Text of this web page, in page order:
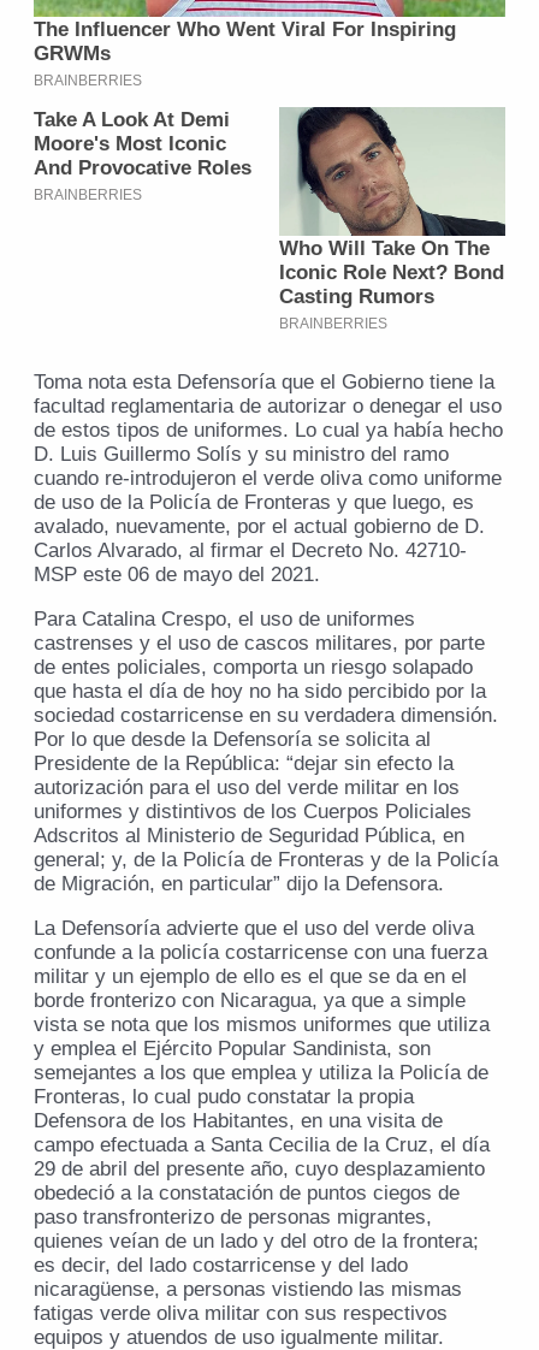
Toma nota esta Defensoría que el Gobierno tiene la
facultad reglamentaria de autorizar o denegar el uso
de estos tipos de uniformes. Lo cual ya había hecho
D. Luis Guillermo Solís y su ministro del ramo
cuando re-introdujeron el verde oliva como uniforme
de uso de la Policía de Fronteras y que luego, es
avalado, nuevamente, por el actual gobierno de D.
Carlos Alvarado, al firmar el Decreto No. 42710-
MSP este 06 de mayo del 2021.
Para Catalina Crespo, el uso de uniformes
castrenses y el uso de cascos militares, por parte
de entes policiales, comporta un riesgo solapado
que hasta el día de hoy no ha sido percibido por la
sociedad costarricense en su verdadera dimensión.
Por lo que desde la Defensoría se solicita al
Presidente de la República: “dejar sin efecto la
autorización para el uso del verde militar en los
uniformes y distintivos de los Cuerpos Policiales
Adscritos al Ministerio de Seguridad Pública, en
general; y, de la Policía de Fronteras y de la Policía
de Migración, en particular” dijo la Defensora.
La Defensoría advierte que el uso del verde oliva
confunde a la policía costarricense con una fuerza
militar y un ejemplo de ello es el que se da en el
borde fronterizo con Nicaragua, ya que a simple
vista se nota que los mismos uniformes que utiliza
y emplea el Ejército Popular Sandinista, son
semejantes a los que emplea y utiliza la Policía de
Fronteras, lo cual pudo constatar la propia
Defensora de los Habitantes, en una visita de
campo efectuada a Santa Cecilia de la Cruz, el día
29 de abril del presente año, cuyo desplazamiento
obedeció a la constatación de puntos ciegos de
paso transfronterizo de personas migrantes,
quienes veían de un lado y del otro de la frontera;
es decir, del lado costarricense y del lado
nicaragüense, a personas vistiendo las mismas
fatigas verde oliva militar con sus respectivos
equipos y atuendos de uso igualmente militar.